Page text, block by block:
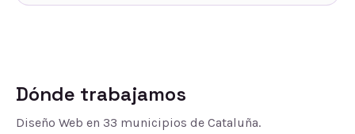
Dónde trabajamos
Diseño Web en 33 municipios de Cataluña.